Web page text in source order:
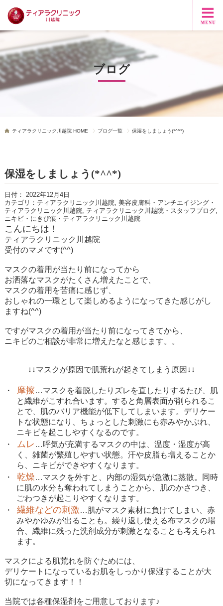
ブログ
ティアラクリニック川越院 HOME ブログ一覧 保湿をしましょう(*^^*)
保湿をしましょう(*^^*)
日付： 2022年12月4日
カテゴリ： ティアラクリニック川越院, 美容皮膚科・アンチエイジング・
ティアラクリニック川越院, ティアラクリニック川越院・スタッフブログ,
ニキビ・にきび痕・ティアラクリニック川越院
こんにちは！
ティアラクリニック川越院
受付のマメです(^^)
マスクの着用が当たり前になってから
お洒落なマスクがたくさん増えたことで、
マスクの着用を苦痛に感じず、
おしゃれの一環として楽しめるようになってきた感じがし
ますね(^^)
ですがマスクの着用が当たり前になってきてから、
ニキビのご相談が非常に増えたなと感じます。。
↓↓マスクが原因で肌荒れが起きてしまう原因↓↓
・ 摩擦…マスクを着脱したりズレを直したりするたび、肌
と繊維がこすれ合います。すると角層表面が削られるこ
とで、肌のバリア機能が低下してしまいます。デリケー
トな状態になり、ちょっとした刺激にも赤みやかぶれ、
ニキビを起こしやすくなるのです。
・
ムレ …呼気が充満するマスクの中は、温度・湿度が高
く、雑菌が繁殖しやすい状態。汗や皮脂も増えることか
ら、ニキビができやすくなります。
・
乾燥…マスクを外すと、内部の湿気が急激に蒸散。同時
に肌の水分も奪われてしまうことから、肌のかさつき、
ごわつきが起こりやすくなります。
・
繊維などの刺激…肌がマスク素材に負けてしまい、赤
みやかゆみが出ることも。繰り返し使える布マスクの場
合、繊維に残った洗剤成分が刺激となることも考えられ
ます。
マスクによる肌荒れを防ぐためには、
デリケートになっているお肌をしっかり保湿することが大
切になってきます！！
当院では各種保湿剤をご用意しております♪